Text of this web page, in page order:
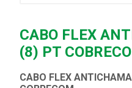
CABO FLEX
(8) PT
CABO FLEX